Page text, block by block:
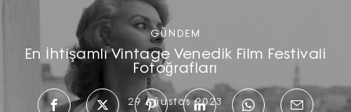
GÜNDEM
En İhtişamlı Vintage Venedik Film Festivali
Fotoğrafları
29 Ağustos 2023